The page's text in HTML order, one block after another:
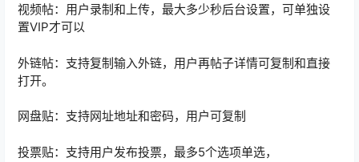
视频帖：用户录制和上传，最大多少秒后台设置，可单独设
置VIP才可以
外链帖：支持复制输入外链，用户再帖子详情可复制和直接
打开。
网盘贴：支持网址地址和密码，用户可复制
投票贴：支持用户发布投票，最多5个选项单选，